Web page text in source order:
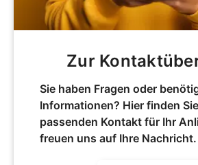
Zur
Sie haben Fragen oder
Informationen? Hier finden
passenden Kontakt für Ihr
freuen uns auf Ihre Nachricht.